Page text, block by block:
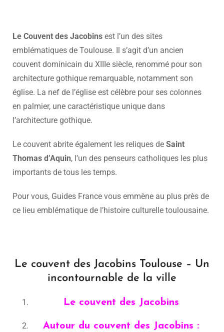
Le Couvent des Jacobins est l’un des sites
emblématiques de Toulouse. Il s’agit d’un ancien
couvent dominicain du XIIIe siècle, renommé pour son
architecture gothique remarquable, notamment son
église. La nef de l’église est célèbre pour ses colonnes
en palmier, une caractéristique unique dans
l’architecture gothique.
Le couvent abrite également les reliques de Saint
Thomas d’Aquin, l’un des penseurs catholiques les plus
importants de tous les temps.
Pour vous, Guides France vous emmène au plus près de
ce lieu emblématique de l’histoire culturelle toulousaine.
Le couvent des Jacobins Toulouse – Un
incontournable de la ville
Le couvent des Jacobins
Autour du couvent des Jacobins :